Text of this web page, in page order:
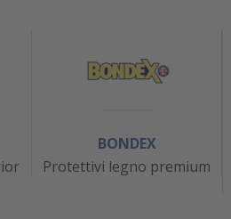
BONDEX
Protettivi legno premium